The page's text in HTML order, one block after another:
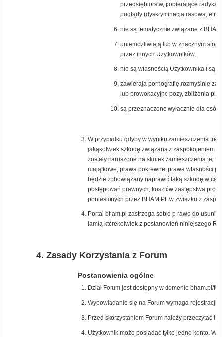
przedsiębiorstw, popierające
poglądy (dyskryminacja rasowa,
nie są tematycznie związane z
uniemożliwiają lub w znacznym
przez innych Użytkowników,
nie są własnością Użytkownika i są
zawierają pornografię,rozmyślnie
lub prowokacyjne pozy, zbliżenia
są przeznaczone wyłacznie dla osób
W przypadku gdyby w wyniku zamieszczenia
jakąkolwiek szkodę związaną z zaspokojeniem
zostały naruszone na skutek zamieszczenia tej
majątkowe, prawa pokrewne, prawa własności
będzie zobowiązany naprawić taką szkodę w
postępowań prawnych, kosztów zastępstwa
poniesionych przez BHAM.PL w związku z
Portal bham.pl zastrzega sobie p rawo do
łamią którekolwiek z postanowień niniejszego
Zasady Korzystania z Forum
Postanowienia ogólne
Dział Forum jest dostępny w domenie bham.pl/
Wypowiadanie się na Forum wymaga rejestracji
Przed skorzystaniem Forum należy przeczytać i
Użytkownik może posiadać tylko jedno konto. W